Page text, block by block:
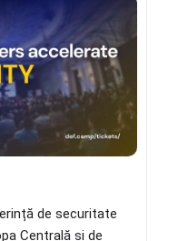
de securitate
Centrală și de